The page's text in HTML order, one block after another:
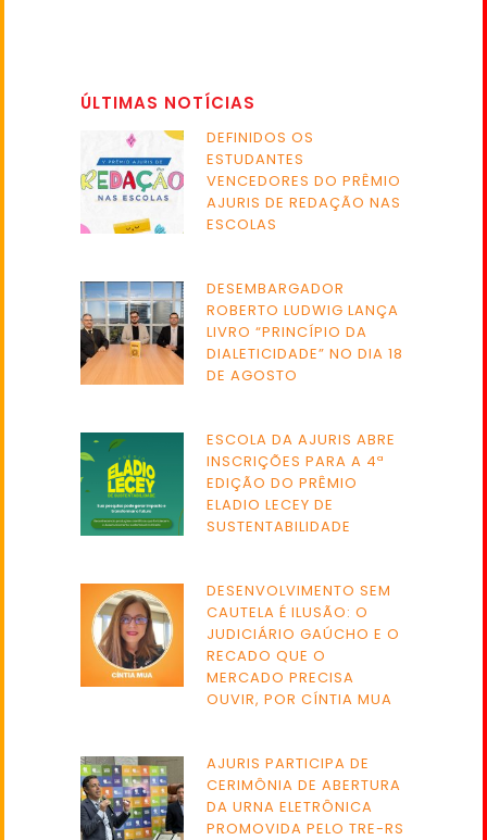
ÚLTIMAS NOTÍCIAS
DEFINIDOS OS
ESTUDANTES
VENCEDORES DO PRÊMIO
AJURIS DE REDAÇÃO NAS
ESCOLAS
DESEMBARGADOR
ROBERTO LUDWIG LANÇA
LIVRO “PRINCÍPIO DA
DIALETICIDADE” NO DIA 18
DE AGOSTO
ESCOLA DA AJURIS ABRE
INSCRIÇÕES PARA A 4ª
EDIÇÃO DO PRÊMIO
ELADIO LECEY DE
SUSTENTABILIDADE
DESENVOLVIMENTO SEM
CAUTELA É ILUSÃO: O
JUDICIÁRIO GAÚCHO E O
RECADO QUE O
MERCADO PRECISA
OUVIR, POR CÍNTIA MUA
AJURIS PARTICIPA DE
CERIMÔNIA DE ABERTURA
DA URNA ELETRÔNICA
PROMOVIDA PELO TRE-RS